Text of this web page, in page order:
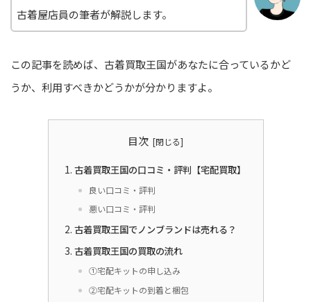
古着屋店員の筆者が解説します。
この記事を読めば、古着買取王国があなたに合っているかど
うか、利用すべきかどうかが分かりますよ。
目次
古着買取王国の口コミ・評判【宅配買取】
良い口コミ・評判
悪い口コミ・評判
古着買取王国でノンブランドは売れる？
古着買取王国の買取の流れ
①宅配キットの申し込み
②宅配キットの到着と梱包